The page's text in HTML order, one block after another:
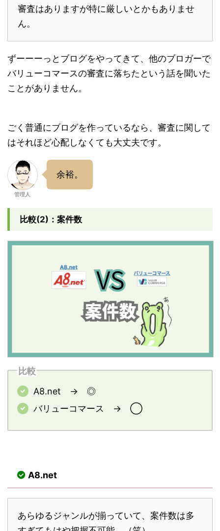
審査はありますが特に厳しいとかもありませ
ん。
ずーーーっとブログをやってきて、他のブロガーで
バリューコマースの審査に落ちたという話を聞いた
ことがありません。
ごく普通にブログを作っているなら、審査に関して
はそれほど心配しなくても大丈夫です。
管理人
余裕。
比較(2)：案件数
比較
A8.net → ◎
バリューコマース → ◯
A8.net
あらゆるジャンルが揃っていて、案件数は多